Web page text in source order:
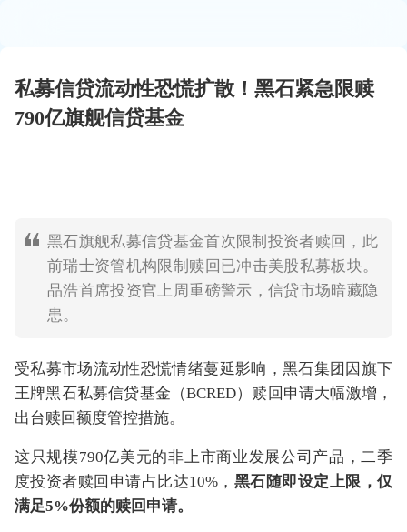
私募信贷流动性恐慌扩散！黑石紧急限赎
790亿旗舰信贷基金
黑石旗舰私募信贷基金首次限制投资者赎回，此
前瑞士资管机构限制赎回已冲击美股私募板块。
品浩首席投资官上周重磅警示，信贷市场暗藏隐
患。
受私募市场流动性恐慌情绪蔓延影响，黑石集团因旗下
王牌黑石私募信贷基金（BCRED）赎回申请大幅激增，
出台赎回额度管控措施。
这只规模790亿美元的非上市商业发展公司产品，二季
度投资者赎回申请占比达10%， 黑石随即设定上限，仅
满足5%份额的赎回申请。